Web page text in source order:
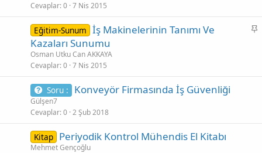
Cevaplar 0 7 Nis 2015
S
Eğitim-Sunum İş Makinelerinin Tanımı Ve
Kazaları Sunumu
Osman Utku Can AKKAYA
Cevaplar 0 7 Nis 2015
Soru : Konveyör Firmasında İş Güvenliği
Gülşen7
Cevaplar 0 2 Şub 2018
Kitap Periyodik Kontrol Mühendis El Kitabı
Mehmet Gençoğlu